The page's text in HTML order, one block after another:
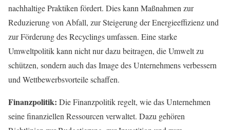
nachhaltige Praktiken fördert. Dies kann Maßnahmen zur
Reduzierung von Abfall, zur Steigerung der Energieeffizienz und
zur Förderung des Recyclings umfassen. Eine starke
Umweltpolitik kann nicht nur dazu beitragen, die Umwelt zu
schützen, sondern auch das Image des Unternehmens verbessern
und Wettbewerbsvorteile schaffen.
Finanzpolitik: Die Finanzpolitik regelt, wie das Unternehmen
seine finanziellen Ressourcen verwaltet. Dazu gehören